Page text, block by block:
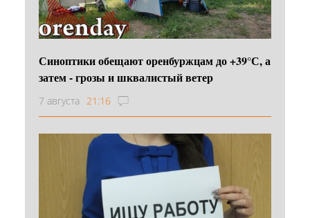
Синоптики обещают оренбуржцам до +39°С, а
затем - грозы и шквалистый ветер
7 августа 21:16